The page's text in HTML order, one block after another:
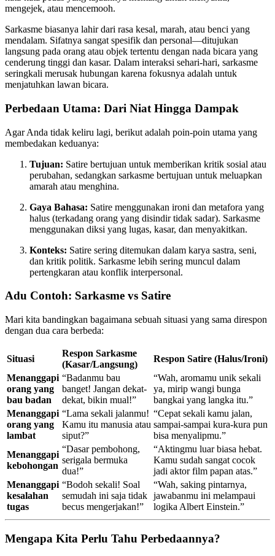
mengejek, atau mencemooh.
Sarkasme biasanya lahir dari rasa kesal, marah, atau benci yang
mendalam. Sifatnya sangat spesifik dan personal—ditujukan
langsung pada orang atau objek tertentu dengan nada bicara yang
cenderung tinggi dan kasar. Dalam interaksi sehari-hari, sarkasme
seringkali merusak hubungan karena fokusnya adalah untuk
menjatuhkan lawan bicara.
Perbedaan Utama: Dari Niat Hingga Dampak
Agar Anda tidak keliru lagi, berikut adalah poin-poin utama yang
membedakan keduanya:
Tujuan: Satire bertujuan untuk memberikan kritik sosial atau
perubahan, sedangkan sarkasme bertujuan untuk meluapkan
amarah atau menghina.
Gaya Bahasa: Satire menggunakan ironi dan metafora yang
halus (terkadang orang yang disindir tidak sadar). Sarkasme
menggunakan diksi yang lugas, kasar, dan menyakitkan.
Konteks: Satire sering ditemukan dalam karya sastra, seni,
dan kritik politik. Sarkasme lebih sering muncul dalam
pertengkaran atau konflik interpersonal.
Adu Contoh: Sarkasme vs Satire
Mari kita bandingkan bagaimana sebuah situasi yang sama direspon
dengan dua cara berbeda:
Situasi
Respon Sarkasme
(Kasar/Langsung)
Respon Satire (Halus/Ironi)
Menanggapi
orang yang
bau badan
“Badanmu bau
banget! Jangan dekat-
dekat, bikin mual!”
“Wah, aromamu unik sekali
ya, mirip wangi bunga
bangkai yang langka itu.”
Menanggapi
orang yang
lambat
“Lama sekali jalanmu!
Kamu itu manusia atau
siput?”
“Cepat sekali kamu jalan,
sampai-sampai kura-kura pun
bisa menyalipmu.”
Menanggapi
kebohongan
“Dasar pembohong,
serigala bermuka
dua!”
“Aktingmu luar biasa hebat.
Kamu sudah sangat cocok
jadi aktor film papan atas.”
Menanggapi
kesalahan
tugas
“Bodoh sekali! Soal
semudah ini saja tidak
becus mengerjakan!”
“Wah, saking pintarnya,
jawabanmu ini melampaui
logika Albert Einstein.”
Mengapa Kita Perlu Tahu Perbedaannya?